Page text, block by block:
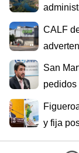
CALF
San
pedidos
y fija